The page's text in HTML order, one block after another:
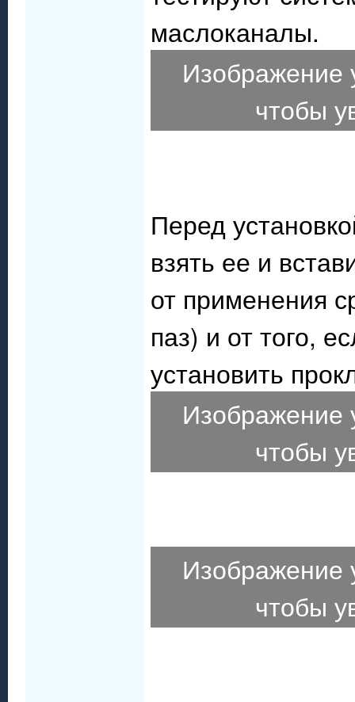
маслоканалы.
чтобы
Перед
взять ее и
от применения
паз) и от того,
установить
чтобы
чтобы